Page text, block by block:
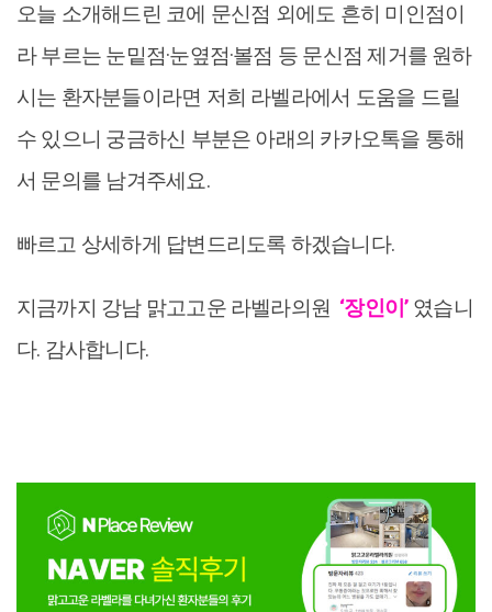
오늘 소개해드린 코에 문신점 외에도 흔히 미인점이
라 부르는 눈밑점·눈옆점·볼점 등 문신점 제거를 원하
시는 환자분들이라면 저희 라벨라에서 도움을 드릴
수 있으니 궁금하신 부분은 아래의 카카오톡을 통해
서 문의를 남겨주세요.
빠르고 상세하게 답변드리도록 하겠습니다.
지금까지 강남 맑고고운 라벨라의원 ‘장인이’ 였습니
다. 감사합니다.